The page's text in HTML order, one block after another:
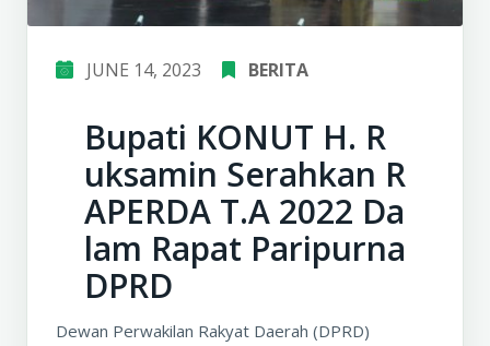
JUNE 14, 2023 BERITA
Bupati KONUT H. R
uksamin Serahkan R
APERDA T.A 2022 Da
lam Rapat Paripurna
DPRD
Dewan Perwakilan Rakyat Daerah (DPRD)